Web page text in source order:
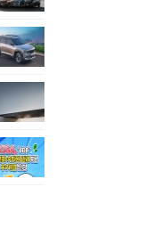
으로 나
소라고
신에 대
풍요롭
지혜
용환 전
크더라
은 것부
가
실패
는 긍